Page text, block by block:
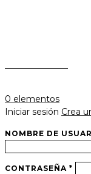
0 elementos
Iniciar sesión Crea
NOMBRE DE
CONTRASEÑA *